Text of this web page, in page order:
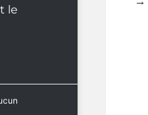
le